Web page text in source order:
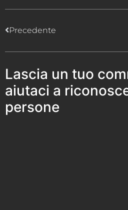
Precedente
Lascia un tuo
aiutaci a
persone